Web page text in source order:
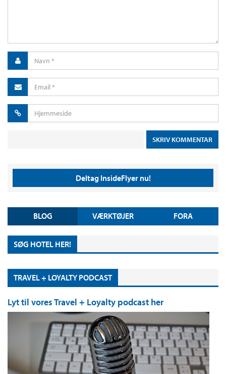
Deltag InsideFlyer nu!
BLOG VÆRKTØJER FORA
SØG HOTEL HER!
TRAVEL + LOYALTY PODCAST
Lyt til vores Travel + Loyalty podcast her